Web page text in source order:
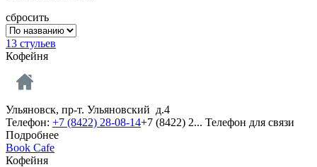
сбросить
13 стульев
Кофейня
Ульяновск, пр-т. Ульяновский д.4
Телефон: +7 (8422) 28-08-14+7 (8422) 2... Телефон для связи
Подробнее
Book Cafe
Кофейня